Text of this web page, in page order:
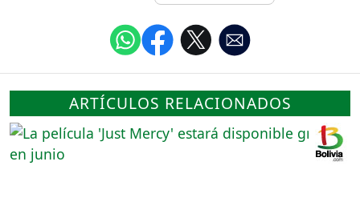
ARTÍCULOS RELACIONADOS